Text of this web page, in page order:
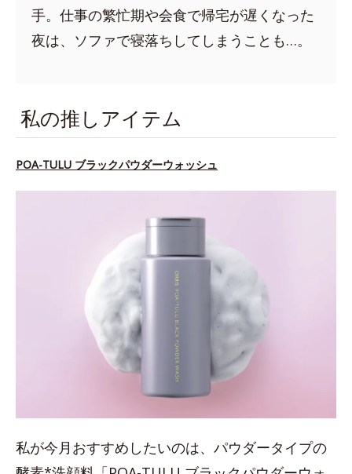
手。仕事の繁忙期や会食で帰宅が遅くなった
夜は、ソファで寝落ちしてしまうことも…。
私の推しアイテム
POA-TULU ブラックパウダーウォッシュ
私が今月おすすめしたいのは、パウダータイプの